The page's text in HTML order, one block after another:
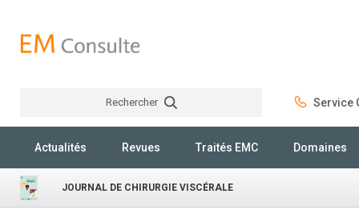
Rechercher Service
Actualités Revues Traités EMC Domaines
JOURNAL DE CHIRURGIE VISCÉRALE